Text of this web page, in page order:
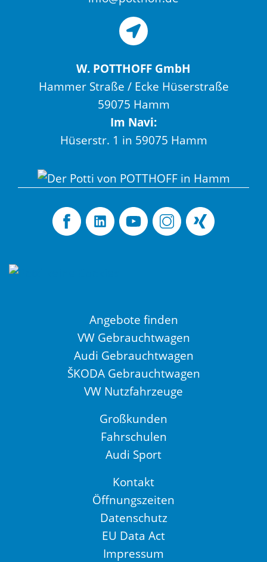
W. POTTHOFF GmbH
Hammer Straße / Ecke Hüserstraße
59075 Hamm
Im Navi:
Hüserstr. 1 in 59075 Hamm
Angebote finden
VW Gebrauchtwagen
Audi Gebrauchtwagen
ŠKODA Gebrauchtwagen
VW Nutzfahrzeuge
Großkunden
Fahrschulen
Audi Sport
Kontakt
Öffnungszeiten
Datenschutz
EU Data Act
Impressum